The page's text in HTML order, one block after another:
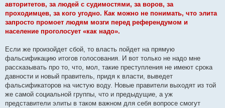
авторитетов, за людей с судимостями, за воров, за
проходимцев, за кого угодно. Как можно не понимать, что элита
запросто промоет людям мозги перед референдумом и
население проголосует «как надо».
Если же произойдет сбой, то власть пойдет на прямую
фальсификацию итогов голосования. И вот только не надо мне
рассказывать про то, что, мол, такие преступления не имеют срока
давности и новый правитель, придя к власти, выведет
фальсификаторов на чистую воду. Новые правители выходят из той
же самой социальной группы, что и предыдущие, а уж
представители элиты в таком важном для себя вопросе смогут